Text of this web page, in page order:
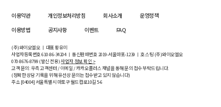
이용약관 개인정보처리방침 회사소개
운영정책
이용방법
공지사항 이벤트 FAQ
(주)와이오엘오 ㅣ 대표 황유미
사업자등록번호610-86-34204ㅣ 통신판매번호 2019-서울마포-1239 ㅣ 호스팅 (주)와이오엘오
070-8676-8799 (발신 전용)사업자 정보 확인 >
고객 문의: 우측 고객센터 / 이메일 / 카카오플러스 채널을 통해 문의 접수 부탁드립니다.
(정확한 상담 기록을 위해 유선상 문의는 접수받고 있지 않습니다)
주소 [04004] 서울특별시 마포구 월드컵로10길5-6